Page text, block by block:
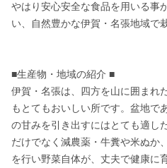
やはり安心安全な食品を用いる事
い、自然豊かな伊賀・名張地域で
■生産物・地域の紹介 ■
伊賀・名張は、四方を山に囲まれ
もとてもおいしい所です。盆地で
の甘みを引き出すにはとても適し
だけでなく減農薬・牛糞や米ぬか
を行い野菜自体が、丈夫で健康に